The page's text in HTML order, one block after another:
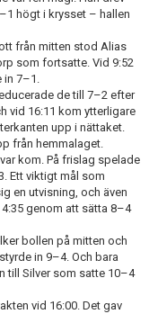
högt i krysset – hallen
från mitten stod Alias
som fortsatte. Vid 9:52
in 7–1.
de till 7–2 efter
vid 16:11 kom ytterligare
upp i nättaket.
från hemmalaget.
kom. På frislag spelade
Ett viktigt mål som
en utvisning, och även
genom att sätta 8–4
bollen på mitten och
in 9–4. Och bara
till Silver som satte 10–4
vid 16:00. Det gav